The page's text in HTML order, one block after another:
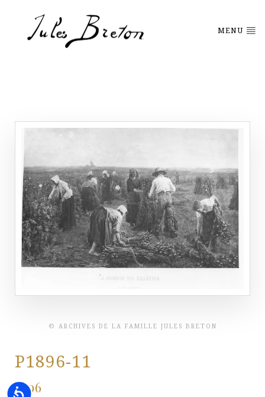
Accessibility
MENU
© ARCHIVES DE LA FAMILLE JULES BRETON
P1896-11
1896